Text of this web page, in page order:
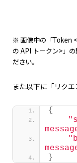
※ 画像中の「Token
の API トークン>」
ださい。
また以下に「リクエ
{
}